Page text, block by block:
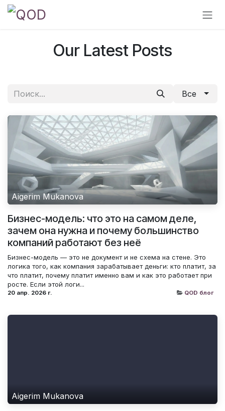
Перейти к содержимому
Our Latest Posts
Все
Aigerim Mukanova
Бизнес-модель: что это на самом деле,
зачем она нужна и почему большинство
компаний работают без неё
Бизнес-модель — это не документ и не схема на стене. Это
логика того, как компания зарабатывает деньги: кто платит, за
что платит, почему платит именно вам и как это работает при
росте. Если этой логи...
20 апр. 2026 г. QOD блог
Aigerim Mukanova